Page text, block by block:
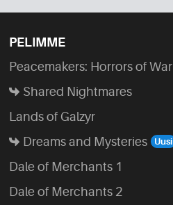
PELIMME
Peacemakers: Horrors of War
Shared Nightmares
Lands of Galzyr
Dreams and Mysteries
Dale of Merchants 1
Dale of Merchants 2